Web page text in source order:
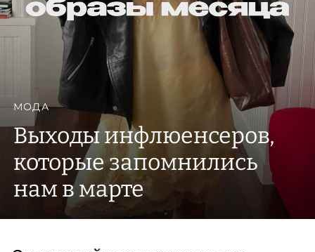
МОДА
Выходы инфлюенсеров,
которые запомнились
нам в марте